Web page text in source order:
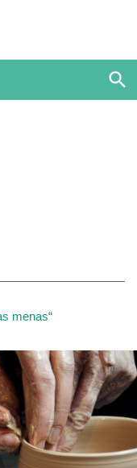
menas“